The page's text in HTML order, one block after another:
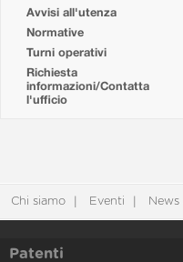
Avvisi all'utenza
Normative
Turni operativi
Richiesta
informazioni/Contatta
l'ufficio
Chi siamo Eventi News
Patenti